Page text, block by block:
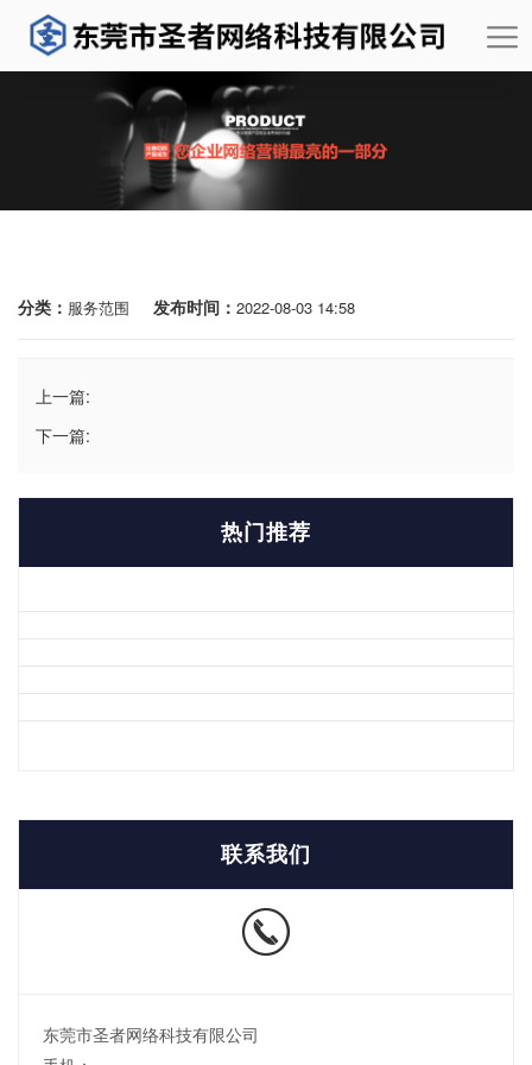
分类： 服务范围 发布时间： 2022-08-03 14:58
上一篇:
下一篇:
热门推荐
联系我们
东莞市圣者网络科技有限公司